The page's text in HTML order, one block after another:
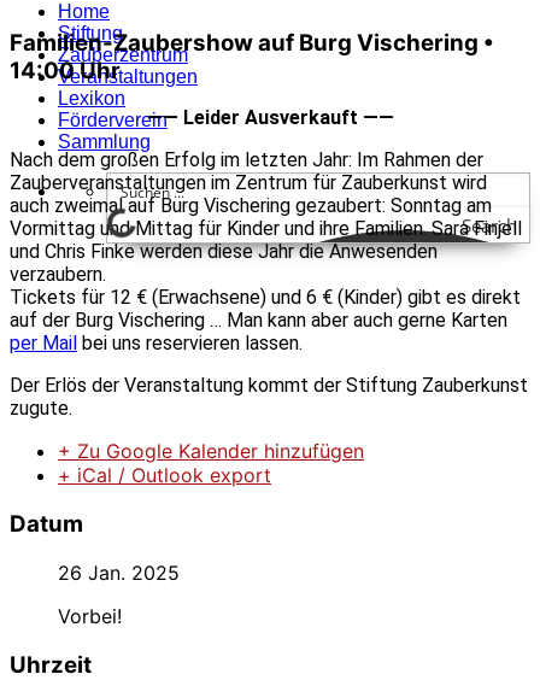
Home
Stiftung
Zauberzentrum
Veranstaltungen
Lexikon
Förderverein
Sammlung
Search
Familien-Zaubershow auf Burg Vischering •
14:00 Uhr
—— Leider Ausverkauft ——
Nach dem großen Erfolg im letzten Jahr: Im Rahmen der
Zauberveranstaltungen im Zentrum für Zauberkunst wird
auch zweimal auf Burg Vischering gezaubert: Sonntag am
Vormittag und Mittag für Kinder und ihre Familien. Sara Finjell
und Chris Finke werden diese Jahr die Anwesenden
verzaubern.
Tickets für 12 € (Erwachsene) und 6 € (Kinder) gibt es direkt
auf der Burg Vischering … Man kann aber auch gerne Karten
per Mail bei uns reservieren lassen.
Der Erlös der Veranstaltung kommt der Stiftung Zauberkunst
zugute.
+ Zu Google Kalender hinzufügen
+ iCal / Outlook export
Datum
26 Jan. 2025
Vorbei!
Uhrzeit